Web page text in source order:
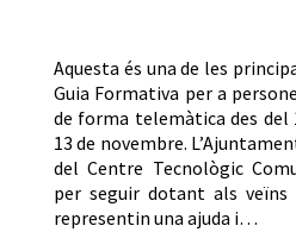
Aquesta és una de les
Guia Formativa per a
de forma telemàtica des del
13 de novembre.
del Centre Tecnològic
per seguir dotant als veïns
representin una ajuda i…